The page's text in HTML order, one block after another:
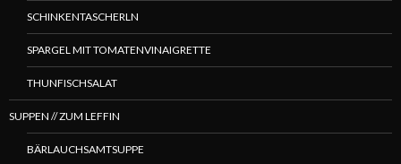
SCHINKENTASCHERLN
SPARGEL MIT TOMATENVINAIGRETTE
THUNFISCHSALAT
SUPPEN // ZUM LEFFIN
BÄRLAUCHSAMTSUPPE